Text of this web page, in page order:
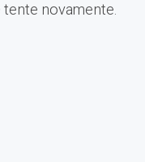
tente novamente.